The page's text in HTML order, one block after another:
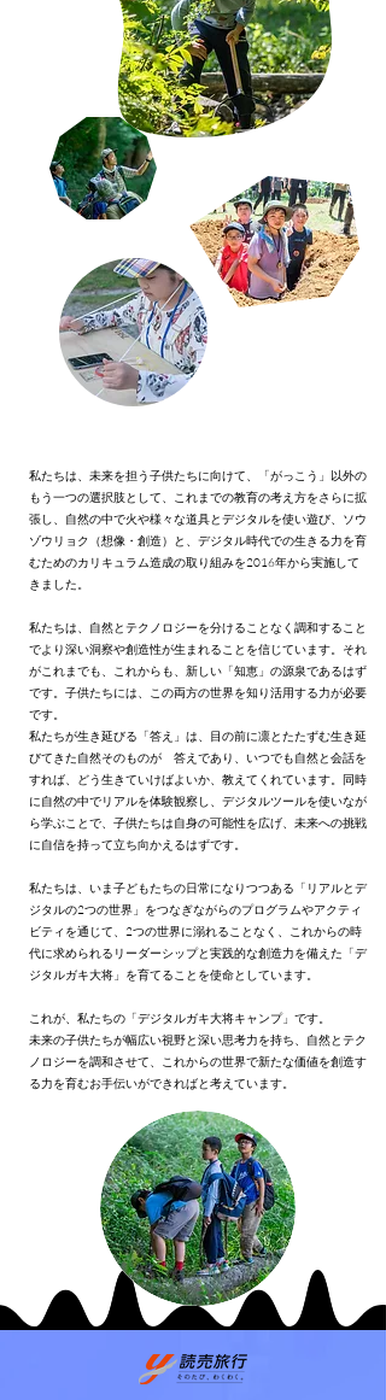
私たちは、未来を担う子供たちに向けて、「がっこう」以外の
もう一つの選択肢として、これまでの教育の考え方をさらに拡
張し、自然の中で火や様々な道具とデジタルを使い遊び、ソウ
ゾウリョク（想像・創造）と、デジタル時代での生きる力を育
むためのカリキュラム造成の取り組みを2016年から実施して
きました。
私たちは、自然とテクノロジーを分けることなく調和すること
でより深い洞察や創造性が生まれることを信じています。それ
がこれまでも、これからも、新しい「知恵」の源泉であるはず
です。子供たちには、この両方の世界を知り活用する力が必要
です。
私たちが生き延びる「答え」は、目の前に凛とたたずむ生き延
びてきた自然そのものが 答えであり、いつでも自然と会話を
すれば、どう生きていけばよいか、教えてくれています。同時
に自然の中でリアルを体験観察し、デジタルツールを使いなが
ら学ぶことで、子供たちは自身の可能性を広げ、未来への挑戦
に自信を持って立ち向かえるはずです。
私たちは、いま子どもたちの日常になりつつある「リアルとデ
ジタルの2つの世界」をつなぎながらのプログラムやアクティ
ビティを通じて、2つの世界に溺れることなく、これからの時
代に求められるリーダーシップと実践的な創造力を備えた「デ
ジタルガキ大将」を育てることを使命としています。
これが、私たちの「デジタルガキ大将キャンプ」です。
未来の子供たちが幅広い視野と深い思考力を持ち、自然とテク
ノロジーを調和させて、これからの世界で新たな価値を創造す
る力を育むお手伝いができればと考えています。